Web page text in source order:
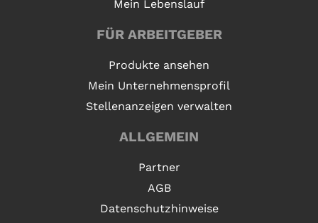
Mein Lebenslauf
FÜR ARBEITGEBER
Produkte ansehen
Mein Unternehmensprofil
Stellenanzeigen verwalten
ALLGEMEIN
Partner
AGB
Datenschutzhinweise